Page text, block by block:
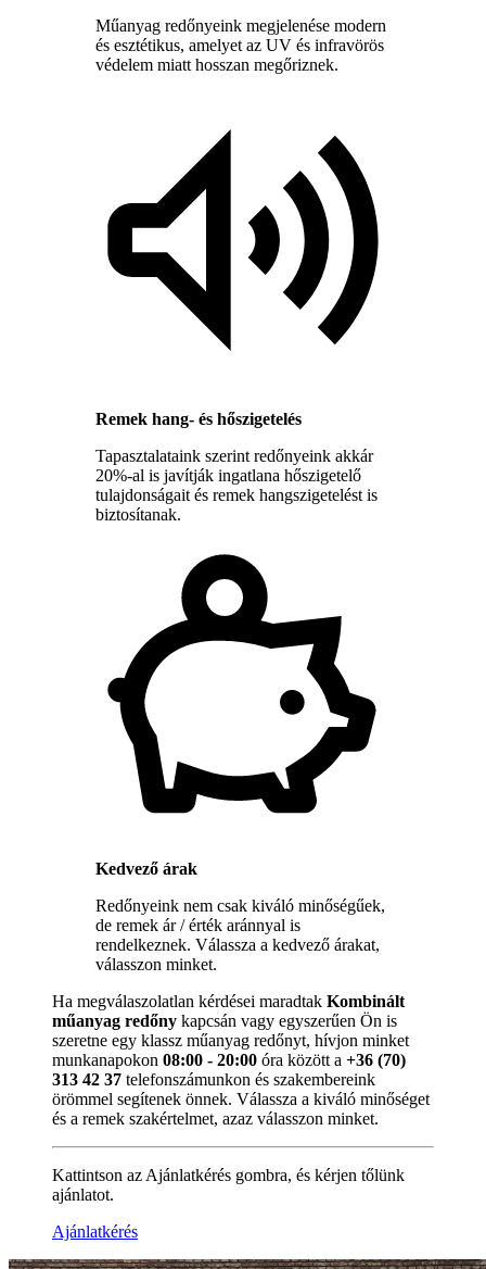
Műanyag redőnyeink megjelenése modern
és esztétikus, amelyet az UV és infravörös
védelem miatt hosszan megőriznek.
Remek hang- és hőszigetelés
Tapasztalataink szerint redőnyeink akkár
20%-al is javítják ingatlana hőszigetelő
tulajdonságait és remek hangszigetelést is
biztosítanak.
Kedvező árak
Redőnyeink nem csak kiváló minőségűek,
de remek ár / érték aránnyal is
rendelkeznek. Válassza a kedvező árakat,
válasszon minket.
Ha megválaszolatlan kérdései maradtak Kombinált
műanyag redőny kapcsán vagy egyszerűen Ön is
szeretne egy klassz műanyag redőnyt, hívjon minket
munkanapokon 08:00 - 20:00 óra között a +36 (70)
313 42 37 telefonszámunkon és szakembereink
örömmel segítenek önnek. Válassza a kiváló minőséget
és a remek szakértelmet, azaz válasszon minket.
Kattintson az Ajánlatkérés gombra, és kérjen tőlünk
ajánlatot.
Ajánlatkérés